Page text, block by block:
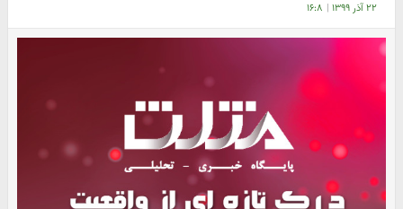
۲۲ آذر ۱۳۹۹ | ۱۶:۸